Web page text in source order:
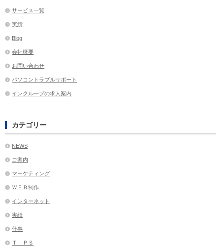
サービス一覧
実績
Blog
会社概要
お問い合わせ
パソコントラブルサポート
インクループの求人案内
カテゴリー
NEWS
ご案内
マーケティング
ＷＥＢ制作
インターネット
実績
仕事
ＴＩＰＳ